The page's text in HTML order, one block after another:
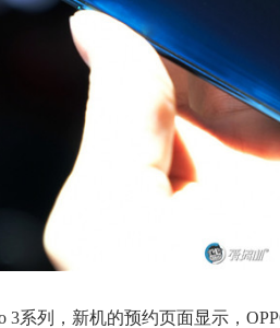
3系列，新机的预约页面显示，